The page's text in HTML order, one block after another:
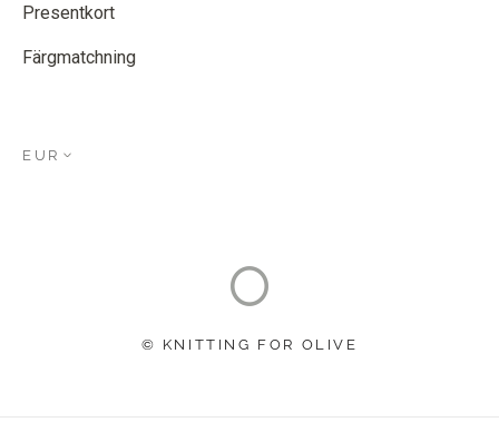
Presentkort
Färgmatchning
EUR
© KNITTING FOR OLIVE